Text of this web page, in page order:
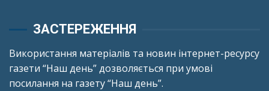
ЗАСТЕРЕЖЕННЯ
Використання матеріалів та новин інтернет-ресурсу
газети “Наш день” дозволяється при умові
посилання на газету “Наш день”.